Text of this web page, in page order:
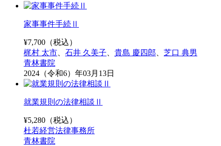
家事事件手続Ⅱ
¥7,700 （税込）
梶村 太市
石井 久美子 貴島 慶四郎
芝口 典男
青林書院
2024（令和6）年03月13日
就業規則の法律相談Ⅱ
¥5,280 （税込）
杜若経営法律事務所
青林書院